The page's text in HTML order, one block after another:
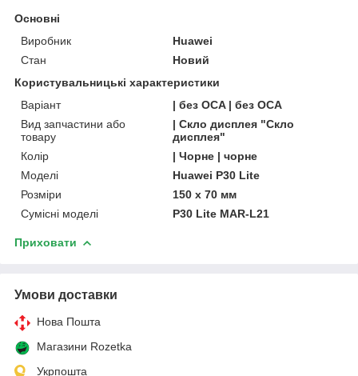
Основні
Виробник
Huawei
Стан
Новий
Користувальницькі характеристики
Варіант
| без OCA | без OCA
Вид запчастини або
товару
| Скло дисплея "Скло
дисплея"
Колір
| Чорне | чорне
Моделі
Huawei P30 Lite
Розміри
150 x 70 мм
Сумісні моделі
P30 Lite MAR-L21
Приховати
Умови доставки
Нова Пошта
Магазини Rozetka
Укрпошта